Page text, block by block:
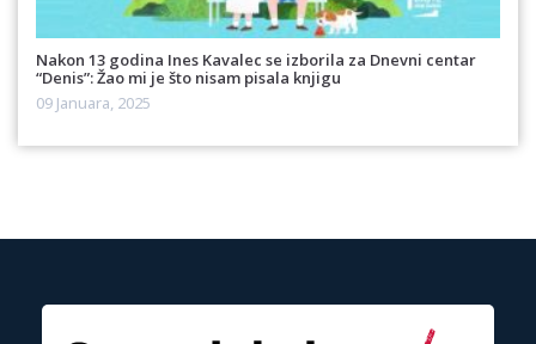
Nakon 13 godina Ines Kavalec se izborila za Dnevni centar
“Denis”: Žao mi je što nisam pisala knjigu
09 Januara, 2025